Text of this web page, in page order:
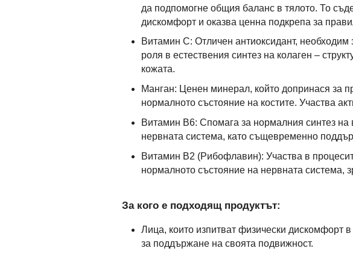
да подпомогне общия баланс в тялото. То
дискомфорт и оказва ценна подкрепа за
Витамин С: Отличен антиоксидант, необходим
роля в естествения синтез на колаген –
кожата.
Манган: Ценен минерал, който допринася за
нормалното състояние на костите. Участва
Витамин B6: Спомага за нормалния синтез на
нервната система, като същевременно
Витамин B2 (Рибофлавин): Участва в
нормалното състояние на нервната система,
За кого е подходящ продуктът:
Лица, които изпитват физически дискомфорт
за поддържане на своята подвижност.